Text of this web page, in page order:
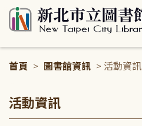
首頁 > 圖書館資訊 > 活動資訊
活動資訊